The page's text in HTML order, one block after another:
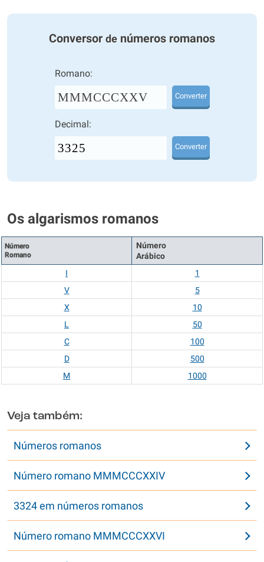
Conversor de números romanos
Romano:
MMMCCCXXV Converter
Decimal:
Converter
Os algarismos romanos
Número
Romano
Número
Arábico
I
1
V
5
X
10
L
50
C
100
D
500
M
1000
Veja também:
Números romanos
Número romano MMMCCCXXIV
3324 em números romanos
Número romano MMMCCCXXVI